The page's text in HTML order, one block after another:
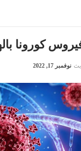
كورونا
نوفمبر 17, 2022